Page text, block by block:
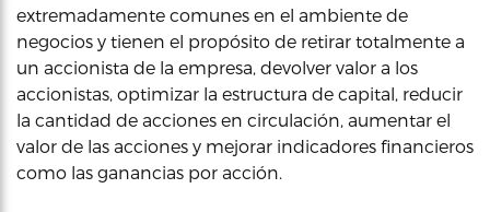
extremadamente comunes en el ambiente de
negocios y tienen el propósito de retirar totalmente a
un accionista de la empresa, devolver valor a los
accionistas, optimizar la estructura de capital, reducir
la cantidad de acciones en circulación, aumentar el
valor de las acciones y mejorar indicadores financieros
como las ganancias por acción.